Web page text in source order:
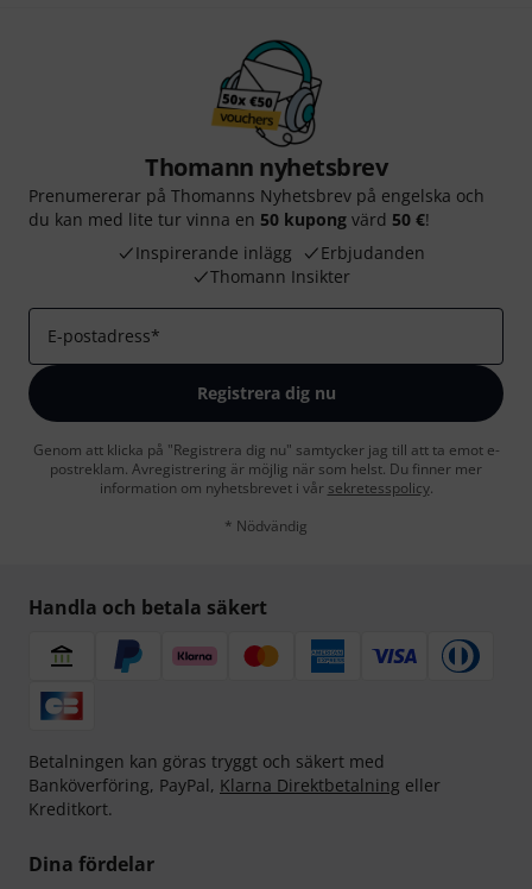
Thomann nyhetsbrev
Prenumererar på Thomanns Nyhetsbrev på engelska och
du kan med lite tur vinna en 50 kupong värd 50 €!
Inspirerande inlägg
Erbjudanden
Thomann Insikter
E-postadress*
Registrera dig nu
Genom att klicka på "Registrera dig nu" samtycker jag till att ta emot e-
postreklam. Avregistrering är möjlig när som helst. Du finner mer
information om nyhetsbrevet i vår sekretesspolicy.
* Nödvändig
Handla och betala säkert
Betalningen kan göras tryggt och säkert med
Banköverföring, PayPal, Klarna Direktbetalning eller
Kreditkort.
Dina fördelar